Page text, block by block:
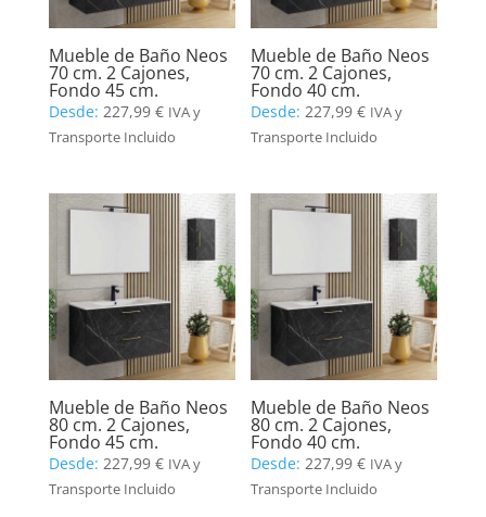
Mueble de Baño Neos
70 cm. 2 Cajones,
Fondo 45 cm.
Desde: 227,99 € IVA y
Transporte Incluido
Mueble de Baño Neos
70 cm. 2 Cajones,
Fondo 40 cm.
Desde: 227,99€ IVA y
Transporte Incluido
Mueble de Baño Neos
80 cm. 2 Cajones,
Fondo 45 cm.
Desde: 227,99 € IVA y
Transporte Incluido
Mueble de Baño Neos
80 cm. 2 Cajones,
Fondo 40 cm.
Desde:227,99€ IVA y
Transporte Incluido